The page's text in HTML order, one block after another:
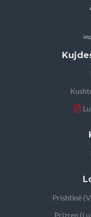
Prishtinë
Prizren